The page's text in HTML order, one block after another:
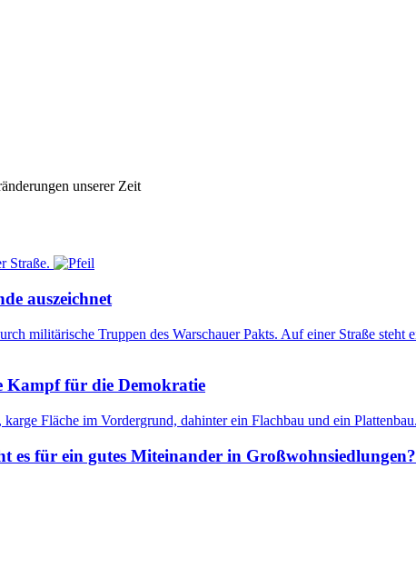
unserer Zeit
auszeichnet
Kampf für die Demokratie
es für ein gutes Miteinander in Großwohnsiedlungen?